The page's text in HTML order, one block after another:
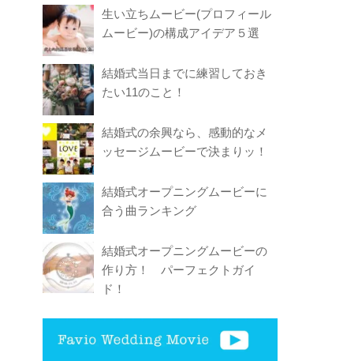
生い立ちムービー(プロフィール
ムービー)の構成アイデア５選
結婚式当日までに練習しておき
たい11のこと！
結婚式の余興なら、感動的なメ
ッセージムービーで決まりッ！
結婚式オープニングムービーに
合う曲ランキング
結婚式オープニングムービーの
作り方！ パーフェクトガイ
ド！